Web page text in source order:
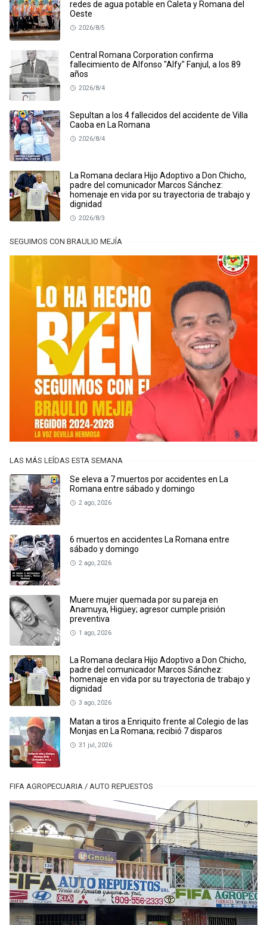
redes de agua potable en Caleta y Romana del
Oeste
2026/8/5
Central Romana Corporation confirma
fallecimiento de Alfonso "Alfy" Fanjul, a los 89
años
2026/8/4
Sepultan a los 4 fallecidos del accidente de Villa
Caoba en La Romana
2026/8/4
La Romana declara Hijo Adoptivo a Don Chicho,
padre del comunicador Marcos Sánchez:
homenaje en vida por su trayectoria de trabajo y
dignidad
2026/8/3
SEGUIMOS CON BRAULIO MEJÍA
LAS MÁS LEÍDAS ESTA SEMANA
Se eleva a 7 muertos por accidentes en La
Romana entre sábado y domingo
2 ago, 2026
6 muertos en accidentes La Romana entre
sábado y domingo
2 ago, 2026
Muere mujer quemada por su pareja en
Anamuya, Higüey; agresor cumple prisión
preventiva
1 ago, 2026
La Romana declara Hijo Adoptivo a Don Chicho,
padre del comunicador Marcos Sánchez:
homenaje en vida por su trayectoria de trabajo y
dignidad
3 ago, 2026
Matan a tiros a Enriquito frente al Colegio de las
Monjas en La Romana; recibió 7 disparos
31 jul, 2026
FIFA AGROPECUARIA / AUTO REPUESTOS